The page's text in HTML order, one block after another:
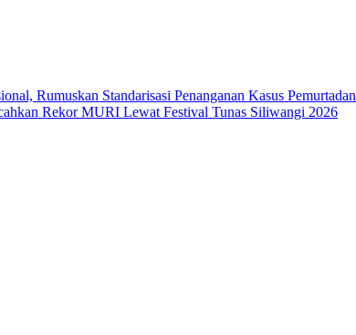
Rumuskan Standarisasi Penanganan Kasus Pemurtadan
Rekor MURI Lewat Festival Tunas Siliwangi 2026